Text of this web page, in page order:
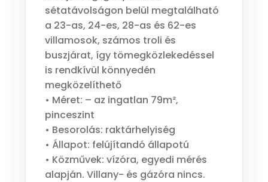
sétatávolságon belül megtalálható
a 23-as, 24-es, 28-as és 62-es
villamosok, számos troli és
buszjárat, így tömegközlekedéssel
is rendkívül könnyedén
megközelíthető
• Méret: – az ingatlan 79m²,
pinceszint
• Besorolás: raktárhelyiség
• Állapot: felújítandó állapotú
• Közművek: vízóra, egyedi mérés
alapján. Villany- és gázóra nincs.